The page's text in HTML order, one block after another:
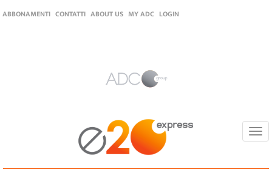
ABBONAMENTI CONTATTI ABOUT US MY ADC LOGIN